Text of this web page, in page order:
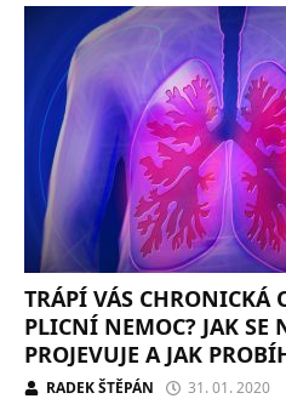
TRÁPÍ VÁS CHRONICKÁ
PLICNÍ NEMOC? JAK SE
PROJEVUJE A JAK
RADEK ŠTĚPÁN 31. 01. 2020